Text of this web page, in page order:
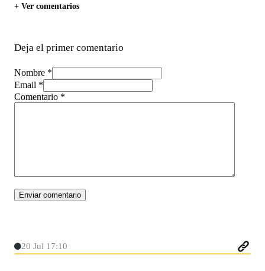
+ Ver comentarios
Deja el primer comentario
Nombre *
Email *
Comentario *
20 Jul 17:10